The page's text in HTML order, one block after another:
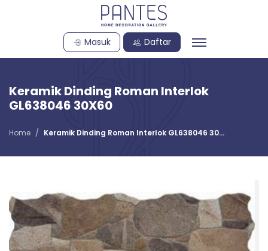
Masuk Daftar
Keramik Dinding Roman Interlok
GL638046 30X60
Home Keramik Dinding Roman Interlok GL638046 30...